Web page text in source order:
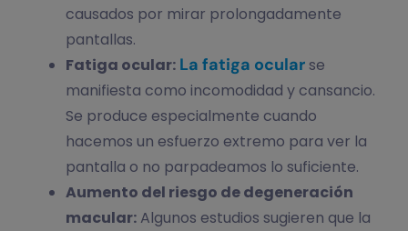
causados por mirar prolongadamente
pantallas.
Fatiga ocular: La fatiga ocular se
manifiesta como incomodidad y cansancio.
Se produce especialmente cuando
hacemos un esfuerzo extremo para ver la
pantalla o no parpadeamos lo suficiente.
Aumento del riesgo de degeneración
macular: Algunos estudios sugieren que la